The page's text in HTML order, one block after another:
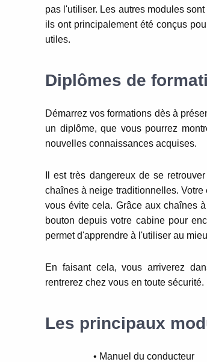
pas l'utiliser. Les autres modules
ils ont principalement été conçus
utiles.
Diplômes de
Démarrez vos formations dès à
un diplôme, que vous pourrez
nouvelles connaissances acquises.
Il est très dangereux de se
chaînes à neige traditionnelles.
vous évite cela. Grâce aux chaînes
bouton depuis votre cabine pour
permet d'apprendre à l'utiliser au
En faisant cela, vous arriverez
rentrerez chez vous en toute sécurité.
Les principaux
• Manuel du conducteur